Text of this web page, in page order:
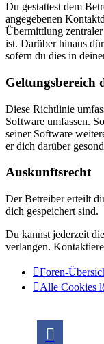
Du gestattest dem
angegebenen
Übermittlung
ist. Darüber hinaus
sofern du dies in
Geltungsbereich
Diese Richtlinie
Software umfassen.
seiner Software
er dich darüber
Auskunftsrecht
Der Betreiber erteilt
dich gespeichert sind.
Du kannst jederzeit
verlangen.
Foren-
Alle Cookies